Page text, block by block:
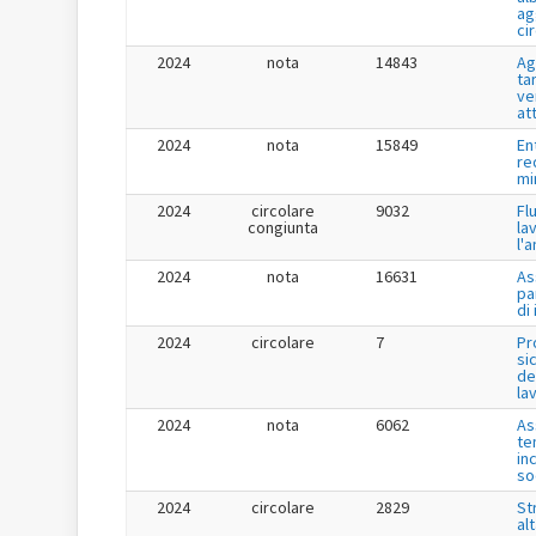
2024
nota 14843
2024
nota 15849
2024
circolare
congiunta
9032
2024
nota 16631
di
2024
circolare 7
2024
nota 6062
2024
circolare 2829